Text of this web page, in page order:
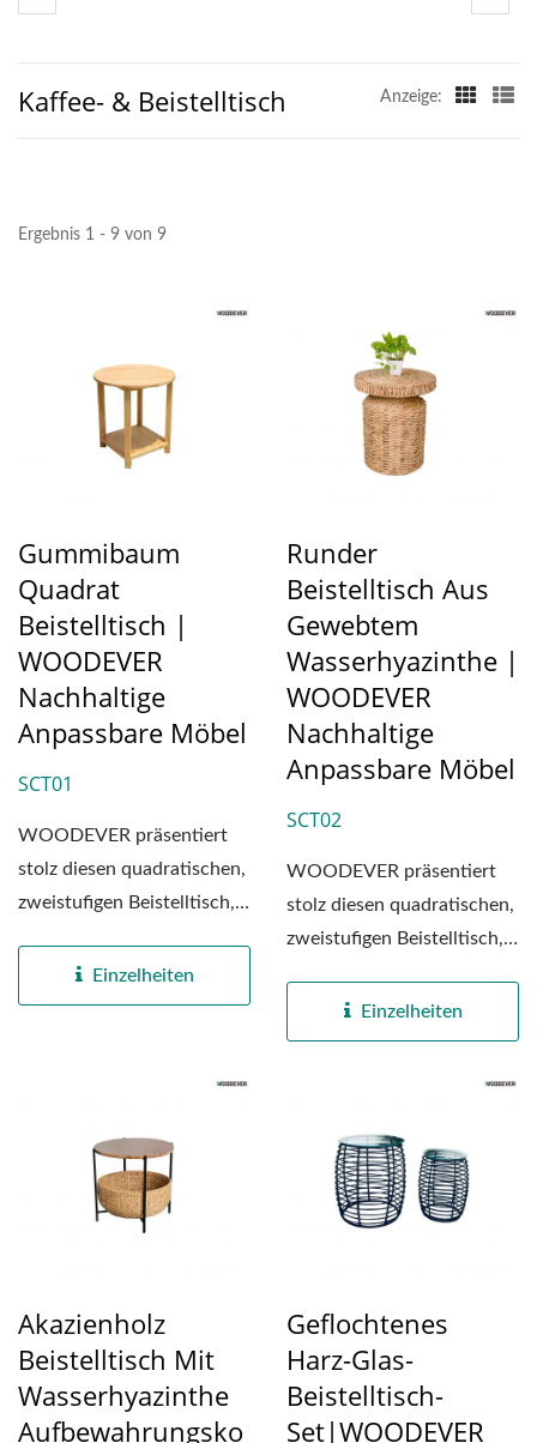
Kaffee- & Beistelltisch Anzeige:
Ergebnis 1 - 9 von 9
Gummibaum
Quadrat
Beistelltisch |
WOODEVER
Nachhaltige
Anpassbare Möbel
SCT01
WOODEVER präsentiert
stolz diesen quadratischen,
zweistufigen Beistelltisch,
Einzelheiten
Runder
Beistelltisch Aus
Gewebtem
Wasserhyazinthe |
WOODEVER
Nachhaltige
Anpassbare Möbel
SCT02
WOODEVER präsentiert
stolz diesen quadratischen,
zweistufigen Beistelltisch,
Einzelheiten
Akazienholz
Beistelltisch Mit
Wasserhyazinthe
Aufbewahrungsko
Geflochtenes
Harz-Glas-
Beistelltisch-
Set|WOODEVER